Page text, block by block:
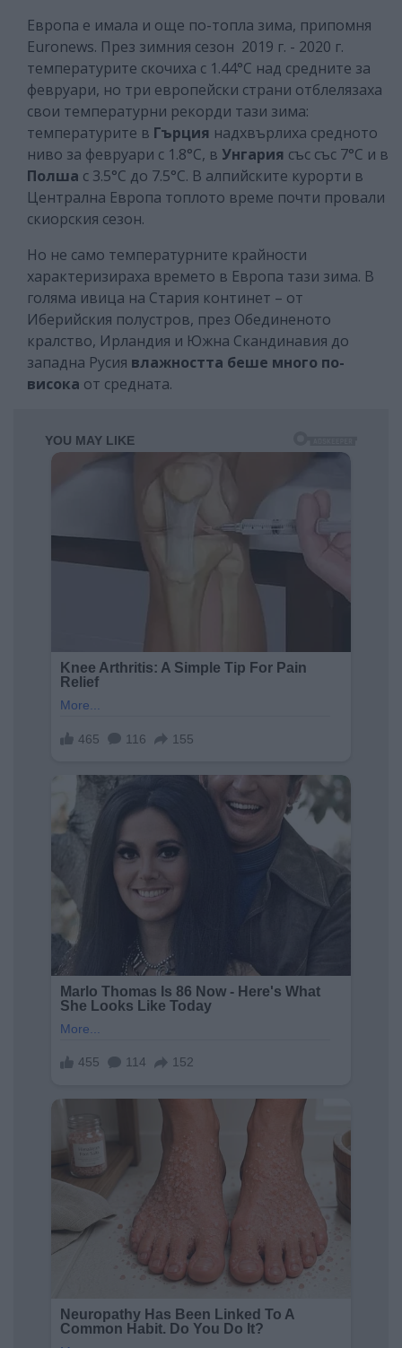
Европа е имала и още по-топла зима, припомня
Euronews. През зимния сезон 2019 г. - 2020 г.
температурите скочиха с 1.44°C над средните за
февруари, но три европейски страни отблелязаха
свои температурни рекорди тази зима:
температурите в Гърция надхвърлиха средното
ниво за февруари с 1.8°C, в Унгария със със 7°C и в
Полша с 3.5°C до 7.5°C. В алпийските курорти в
Централна Европа топлото време почти провали
скиорския сезон.
Но не само температурните крайности
характеризираха времето в Европа тази зима. В
голяма ивица на Стария континет – от
Иберийския полустров, през Обединеното
кралство, Ирландия и Южна Скандинавия до
западна Русия влажността беше много по-
висока от средната.